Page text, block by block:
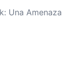
Una Amenaza